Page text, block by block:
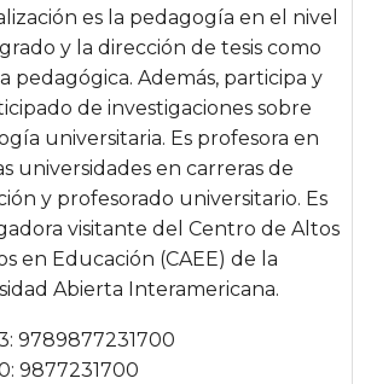
es la pedagogía en el nivel
y la dirección de tesis como
pedagógica. Además, participa y
de investigaciones sobre
universitaria. Es profesora en
universidades en carreras de
y profesorado universitario. Es
visitante del Centro de Altos
en Educación (CAEE) de la
Abierta Interamericana.
9789877231700
9877231700